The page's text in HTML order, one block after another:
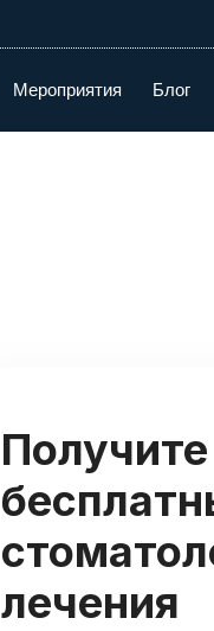
Мероприятия Блог
Получите
лечения